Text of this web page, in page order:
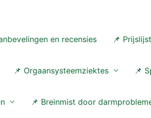
en recensies 📌
📌 Orgaansysteemziektes 📌
📌 Breinmist door